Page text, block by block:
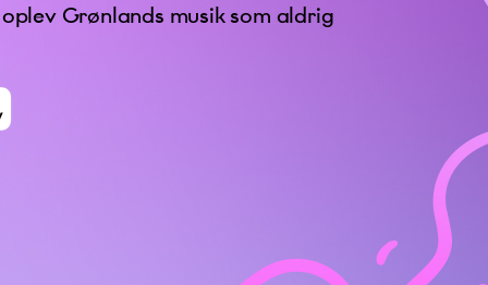
Grønlands musik som aldrig